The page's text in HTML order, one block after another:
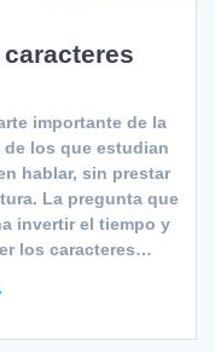
importante de la
los que estudian
hablar, sin prestar
La pregunta que
invertir el tiempo y
los caracteres…